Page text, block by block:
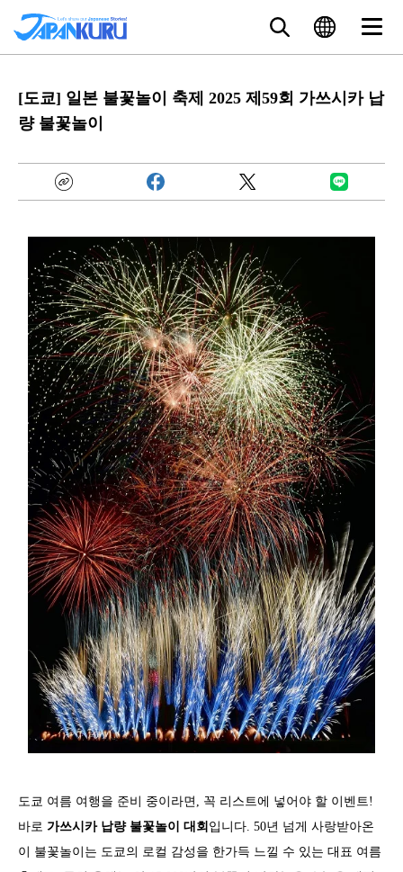
[도쿄] 일본 불꽃놀이 축제 2025 제59회 가쓰시카 납
량 불꽃놀이
도쿄 여름 여행을 준비 중이라면, 꼭 리스트에 넣어야 할 이벤트!
바로 가쓰시카 납량 불꽃놀이 대회 입니다. 50년 넘게 사랑받아온
이 불꽃놀이는 도쿄의 로컬 감성을 한가득 느낄 수 있는 대표 여름